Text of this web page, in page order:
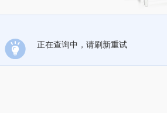
正在查询中，请刷新重试